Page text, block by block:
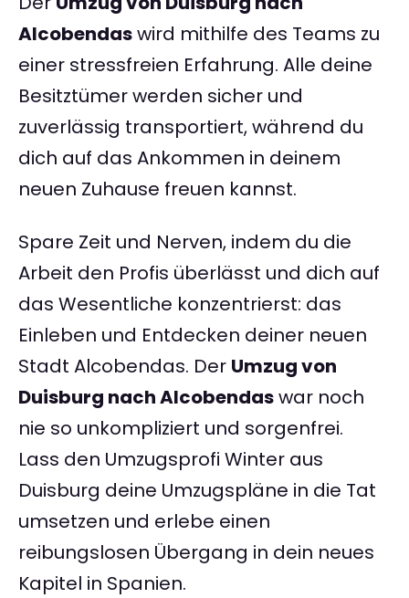
Alcobendaswird mithilfe des Teams zu
einer stressfreien Erfahrung. Alle deine
Besitztümer werden sicher und
zuverlässig transportiert, während du
dich auf das Ankommen in deinem
neuen Zuhause freuen kannst.
Spare Zeit und Nerven, indem du die
Arbeit den Profis überlässt und dich auf
das Wesentliche konzentrierst: das
Einleben und Entdecken deiner neuen
Stadt Alcobendas. Der Umzug von
Duisburg nach Alcobendaswar noch
nie so unkompliziert und sorgenfrei.
Lass den Umzugsprofi Winter aus
Duisburg deine Umzugspläne in die Tat
umsetzen und erlebe einen
reibungslosen Übergang in dein neues
Kapitel in Spanien.